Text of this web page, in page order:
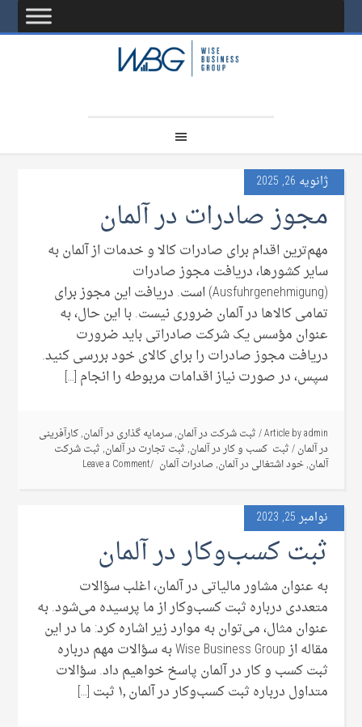
ژانویه 26, 2025
مجوز صادرات در آلمان
مهم‌ترین اقدام برای صادرات کالا و خدمات از آلمان به
سایر کشورها، دریافت مجوز صادرات
(Ausfuhrgenehmigung) است. دریافت این مجوز برای
تمامی کالاها در آلمان ضروری نیست. با این حال، به
عنوان مؤسس یک شرکت صادراتی باید ضرورت
دریافت مجوز صادرات را برای کالای خود بررسی کنید.
سپس، در صورت نیاز اقدامات مربوطه را انجام […]
Article byadmin
/ثبت شرکت در آلمان,سرمایه گذاری در آلمان,کارآفرینی
در آلمان/ثبت کسب و کار در آلمان,ثبت تجارت در آلمان,ثبت شرکت
آلمان,خود اشتغالی در آلمان,صادرات آلمان Leave a Comment
نوامبر 25, 2023
ثبت کسب‌وکار در آلمان
به عنوان مشاور مالیاتی در آلمان، اغلب سؤالات
متعددی درباره ثبت کسب‌وکار از ما پرسیده می‌شود. به
عنوان مثال، می‌توان به موارد زیر اشاره کرد: ما در این
مقاله از Wise Business Group به سؤالات مهم درباره
ثبت کسب و کار در آلمان پاسخ خواهیم داد. سؤالات
متداول درباره ثبت کسب‌وکار در آلمان ۱٫ ثبت […]